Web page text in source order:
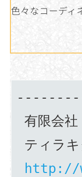
色々なコーディ
有限会
ティラ
http://